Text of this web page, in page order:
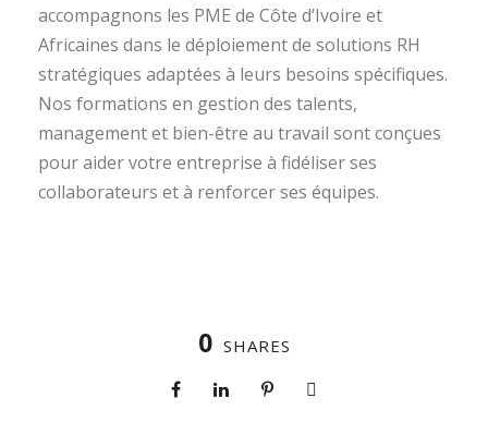
accompagnons les PME de Côte d’Ivoire et
Africaines dans le déploiement de solutions RH
stratégiques adaptées à leurs besoins spécifiques.
Nos formations en gestion des talents,
management et bien-être au travail sont conçues
pour aider votre entreprise à fidéliser ses
collaborateurs et à renforcer ses équipes.
0 SHARES